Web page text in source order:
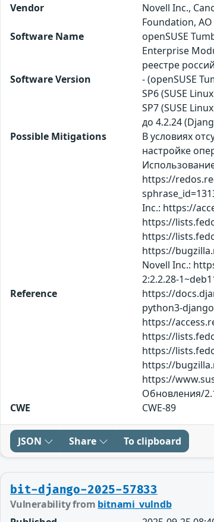
Vendor
Novell Inc.,
Foundation,
Software Name
openSUSE
Enterprise
реестре
Software Version
- (openSUSE
SP6 (SUSE
SP7 (SUSE
до 4.2.24
Possible Mitigations
В условиях
настройке
https://
Inc.: https://
https://
https://
https://
Novell Inc.:
2:2.2.28-
Reference
https://
python3-
https://
https://
https://
https://
https://
Обновления/
CWE
CWE-89
JSON Share To clipboard
bit-django-2025-57833
Vulnerability from bitnami_vulndb